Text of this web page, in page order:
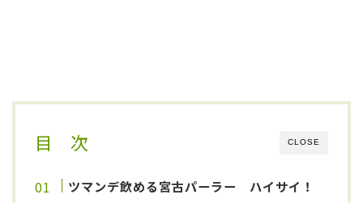
CLOSE
目 次
ツマンデ飲める宮古パーラー ハイサイ！